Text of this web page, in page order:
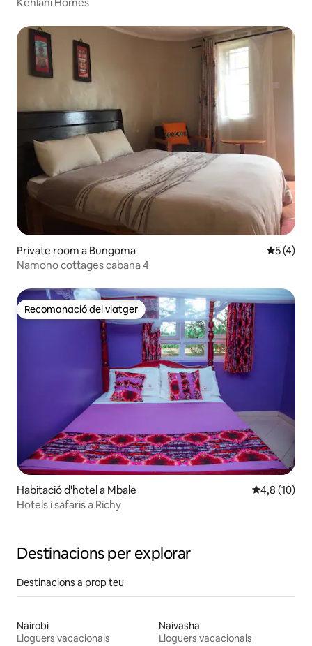
Private room a Bungoma 5 de
5 (4)
Namono cottages cabana 4
Recomanació del viatger
Recomanació del viatger
Habitació d'hotel a Mbale 4,8 de
4,8 (10)
Hotels i safaris a Richy
Destinacions per explorar
Destinacions a prop teu
Nairobi
Lloguers vacacionals
Naivasha
Lloguers vacacionals